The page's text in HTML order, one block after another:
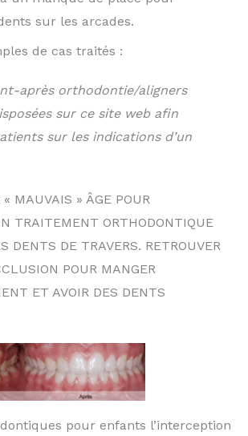
sur les arcades.
de cas traités :
après orthodontie/aligners
sur ce site web afin
sur les indications d’un
« MAUVAIS » ÂGE POUR
TRAITEMENT ORTHODONTIQUE
DENTS DE TRAVERS. RETROUVER
POUR MANGER
ET AVOIR DES DENTS
pour enfants l’interception